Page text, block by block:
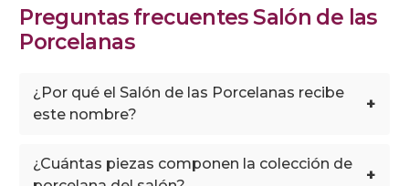
Preguntas frecuentes Salón de las
Porcelanas
¿Por qué el Salón de las Porcelanas recibe
este nombre?
+
¿Cuántas piezas componen la colección de
+